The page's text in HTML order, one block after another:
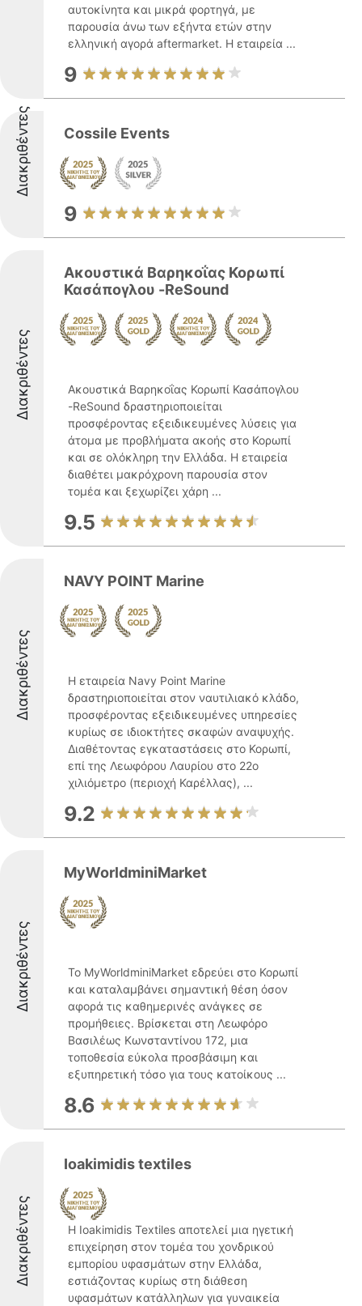
αυτοκίνητα και μικρά φορτηγά, με
παρουσία άνω των εξήντα ετών στην
ελληνική αγορά aftermarket. Η εταιρεία ...
9
Διακριθέντες Cossile Events
9
Διακριθέντες
Ακουστικά Βαρηκοΐας Κορωπί
Κασάπογλου -ReSound
Ακουστικά Βαρηκοΐας Κορωπί Κασάπογλου
-ReSound δραστηριοποιείται
προσφέροντας εξειδικευμένες λύσεις για
άτομα με προβλήματα ακοής στο Κορωπί
και σε ολόκληρη την Ελλάδα. Η εταιρεία
διαθέτει μακρόχρονη παρουσία στον
τομέα και ξεχωρίζει χάρη ...
9.5
Διακριθέντες
NAVY POINT Marine
Η εταιρεία Navy Point Marine
δραστηριοποιείται στον ναυτιλιακό κλάδο,
προσφέροντας εξειδικευμένες υπηρεσίες
κυρίως σε ιδιοκτήτες σκαφών αναψυχής.
Διαθέτοντας εγκαταστάσεις στο Κορωπί,
επί της Λεωφόρου Λαυρίου στο 22ο
χιλιόμετρο (περιοχή Καρέλλας), ...
9.2
Διακριθέντες
MyWorldminiMarket
Το MyWorldminiMarket εδρεύει στο Κορωπί
και καταλαμβάνει σημαντική θέση όσον
αφορά τις καθημερινές ανάγκες σε
προμήθειες. Βρίσκεται στη Λεωφόρο
Βασιλέως Κωνσταντίνου 172, μια
τοποθεσία εύκολα προσβάσιμη και
εξυπηρετική τόσο για τους κατοίκους ...
8.6
Διακριθέντες
Ioakimidis textiles
Η Ioakimidis Textiles αποτελεί μια ηγετική
επιχείρηση στον τομέα του χονδρικού
εμπορίου υφασμάτων στην Ελλάδα,
εστιάζοντας κυρίως στη διάθεση
υφασμάτων κατάλληλων για γυναικεία